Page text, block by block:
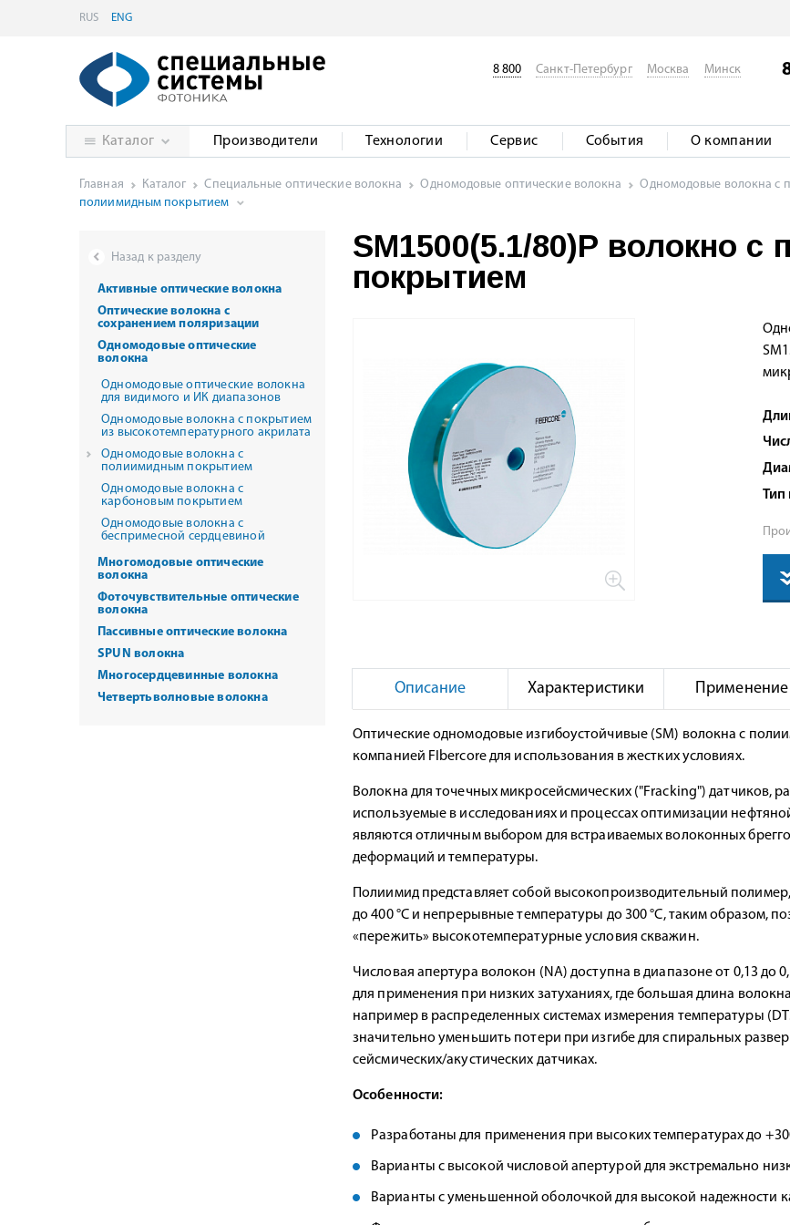
Главная Каталог Специальные оптические волокна Одномодовые оптические волокна Одномодовые волокна с
полиимидным покрытием
SM1500(5.1/80)P волокно
покрытием
Тип
Описание Характеристики Применение
Оптические одномодовые изгибоустойчивые (SM) волокна с
компанией FIbercore для использования в жестких условиях.
Волокна для точечных микросейсмических ("Fracking") датчиков,
используемые в исследованиях и процессах оптимизации
являются отличным выбором для встраиваемых волоконных
деформаций и температуры.
Полиимид представляет собой высокопроизводительный
до 400 °С и непрерывные температуры до 300 °C, таким образом,
«пережить» высокотемпературные условия скважин.
Числовая апертура волокон (NA) доступна в диапазоне от 0,13 до
для применения при низких затуханиях, где большая длина
например в распределенных системах измерения температуры
значительно уменьшить потери при изгибе для спиральных
сейсмических/акустических датчиках.
Особенности:
Разработаны для применения при высоких температурах до
Варианты с высокой числовой апертурой для экстремально
Варианты с уменьшенной оболочкой для высокой надежности
Назад к разделу
Активные оптические волокна
Оптические волокна с
сохранением поляризации
Одномодовые оптические
волокна
Одномодовые оптические волокна
для видимого и ИК диапазонов
Одномодовые волокна с покрытием
из высокотемпературного акрилата
Одномодовые волокна с
полиимидным покрытием
Одномодовые волокна с
карбоновым покрытием
Одномодовые волокна с
беспримесной сердцевиной
Многомодовые оптические
волокна
Фоточувствительные оптические
волокна
Пассивные оптические волокна
SPUN волокна
Многосердцевинные волокна
Четвертьволновые волокна
RUS ENG
8 800 Санкт-Петербург Москва Минск
Каталог Производители Технологии Сервис События О компании